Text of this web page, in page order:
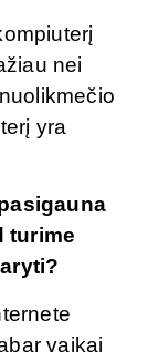
nei
yra
turime
vaikai